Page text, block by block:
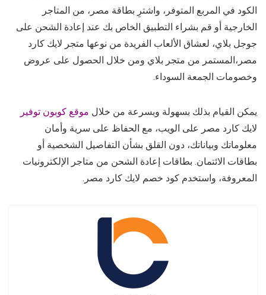
الكود في المربع المتوفر، واشترِ بطاقة مصر، من المتاجر
الخارجية أو قم بشراء التطبيق الخاص بك عند إعادة الشحن على
جوجل بلاي، لعشاق الألعاب الفريدة من نوعها متجر لايك كارد
مصر،المستمر من متجر بلاي ومن خلال الحصول على عروض
وخصومات الجمعة السوداء.
يمكن القيام بذلك بسهولة وبسرعة من خلال موقع كوبون توفير
لايك كارد مصر على الويب، مع الحفاظ على سرية وأمان
معلوماتك وبياناتك، دون القلق بشأن التفاصيل الشخصية أو
بطاقات الائتمان. بطاقات إعادة الشحن من متاجر الإلكترونيات
المعروفة، واستخدم كود خصم لايك كارد مصر.